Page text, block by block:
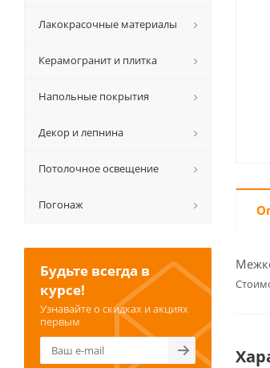
Лакокрасочные материалы
Керамогранит и плитка
Напольные покрытия
Декор и лепнина
Потолочное освещение
Погонаж
Будьте всегда в
курсе!
Узнавайте о скидках и акциях
первым